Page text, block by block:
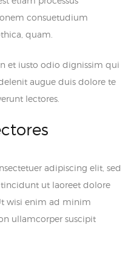
consuetudium
quam.
et iusto odio dignissim qui
augue duis dolore te
lectores.
adipiscing elit, sed
ut laoreet dolore
wisi enim ad minim
ullamcorper suscipit